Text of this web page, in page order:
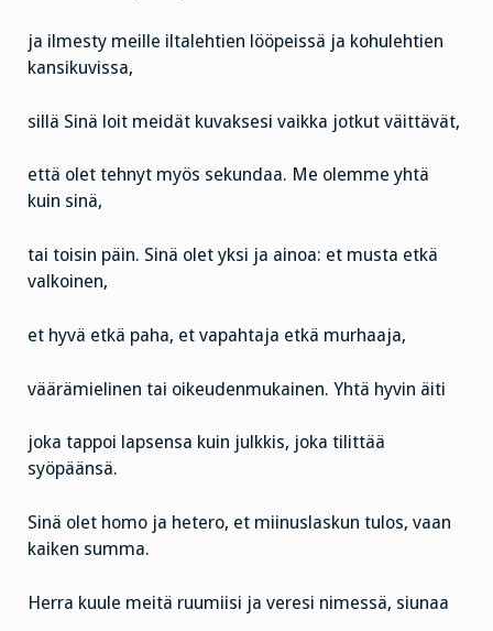
ja ilmesty meille iltalehtien lööpeissä ja kohulehtien
kansikuvissa,
sillä Sinä loit meidät kuvaksesi vaikka jotkut väittävät,
että olet tehnyt myös sekundaa. Me olemme yhtä
kuin sinä,
tai toisin päin. Sinä olet yksi ja ainoa: et musta etkä
valkoinen,
et hyvä etkä paha, et vapahtaja etkä murhaaja,
väärämielinen tai oikeudenmukainen. Yhtä hyvin äiti
joka tappoi lapsensa kuin julkkis, joka tilittää
syöpäänsä.
Sinä olet homo ja hetero, et miinuslaskun tulos, vaan
kaiken summa.
Herra kuule meitä ruumiisi ja veresi nimessä, siunaa